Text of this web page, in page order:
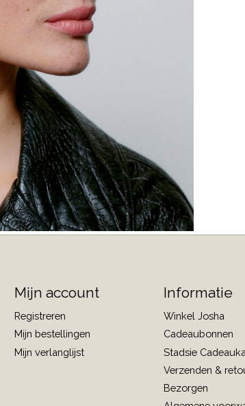
Mijn account
Registreren
Mijn bestellingen
Mijn verlanglijst
Informatie
Winkel Josha
Cadeaubonnen
Stadsie
Verzenden &
Bezorgen